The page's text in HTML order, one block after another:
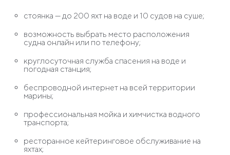
стоянка — до 200 яхт на воде и 10 судов на суше;
возможность выбрать место расположения
судна онлайн или по телефону;
круглосуточная служба спасения на воде и
погодная станция;
беспроводной интернет на всей территории
марины;
профессиональная мойка и химчистка водного
транспорта;
ресторанное кейтеринговое обслуживание на
яхтах;